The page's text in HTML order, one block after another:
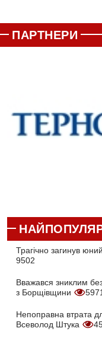
ПАРТНЕРИ
Трагічно загинув
9502
Вважався зниклим
з Борщівщини
Непоправна втрата
Всеволод Штука